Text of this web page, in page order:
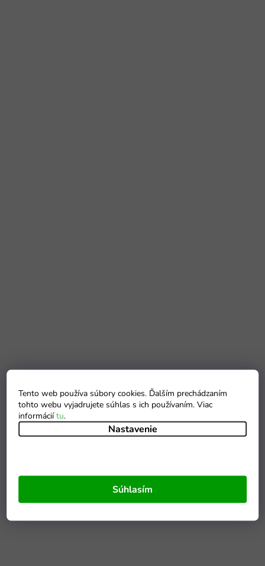
Tento web používa súbory cookies. Ďalším prechádzaním
tohto webu vyjadrujete súhlas s ich používaním. Viac
informáciítu.
Nastavenie
Súhlasím